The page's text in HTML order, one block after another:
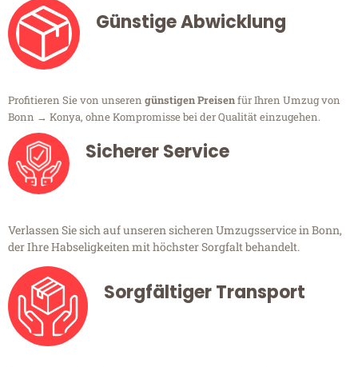
Günstige Abwicklung
Profitieren Sie von unseren günstigen Preisenfür Ihren Umzug von
Bonn → Konya, ohne Kompromisse bei der Qualität einzugehen.
Sicherer Service
Verlassen Sie sich auf unseren sicheren Umzugsservice in Bonn,
der Ihre Habseligkeiten mit höchster Sorgfalt behandelt.
Sorgfältiger Transport